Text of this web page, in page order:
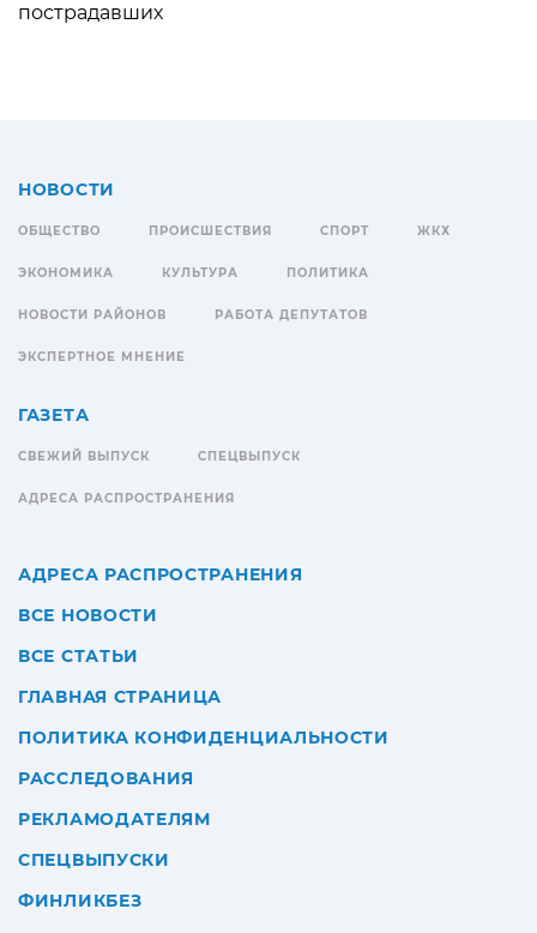
пострадавших
НОВОСТИ
ОБЩЕСТВО ПРОИСШЕСТВИЯ СПОРТ ЖКХ
ЭКОНОМИКА КУЛЬТУРА ПОЛИТИКА
НОВОСТИ РАЙОНОВ РАБОТА ДЕПУТАТОВ
ЭКСПЕРТНОЕ МНЕНИЕ
ГАЗЕТА
СВЕЖИЙ ВЫПУСК СПЕЦВЫПУСК
АДРЕСА РАСПРОСТРАНЕНИЯ
АДРЕСА РАСПРОСТРАНЕНИЯ
ВСЕ НОВОСТИ
ВСЕ СТАТЬИ
ГЛАВНАЯ СТРАНИЦА
ПОЛИТИКА КОНФИДЕНЦИАЛЬНОСТИ
РАССЛЕДОВАНИЯ
РЕКЛАМОДАТЕЛЯМ
СПЕЦВЫПУСКИ
ФИНЛИКБЕЗ